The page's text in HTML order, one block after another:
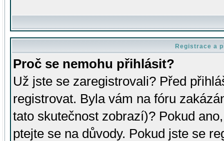
Registrace a
Proč se nemohu přihlásit?
Už jste se zaregistrovali? Před
registrovat. Byla vám na fóru
tato skutečnost zobrazí)? Pokud
ptejte se na důvody. Pokud jste se